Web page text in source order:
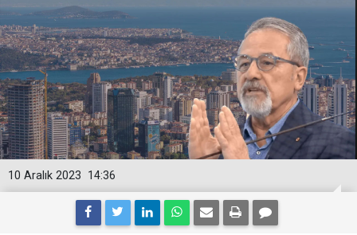
14:36
10 Aralık 2023